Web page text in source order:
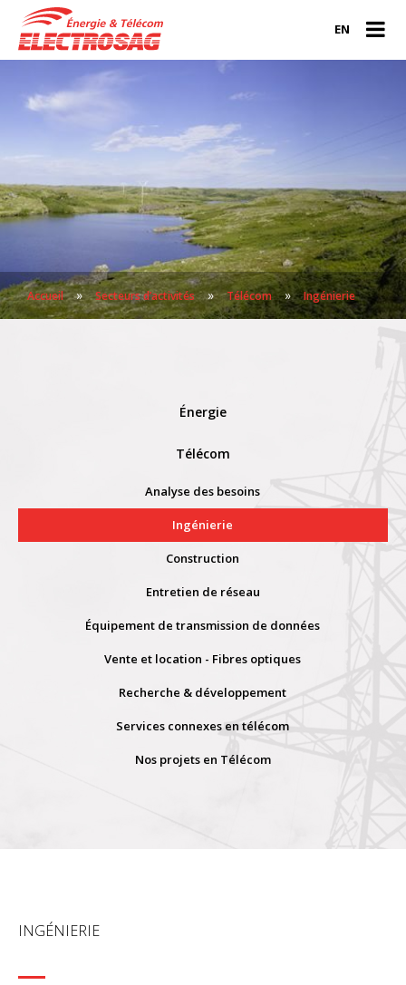
EN
Accueil » Secteurs d’activités » Télécom » Ingénierie
Énergie
Télécom
Analyse des besoins
Ingénierie
Construction
Entretien de réseau
Équipement de transmission de données
Vente et location - Fibres optiques
Recherche & développement
Services connexes en télécom
Nos projets en Télécom
INGÉNIERIE